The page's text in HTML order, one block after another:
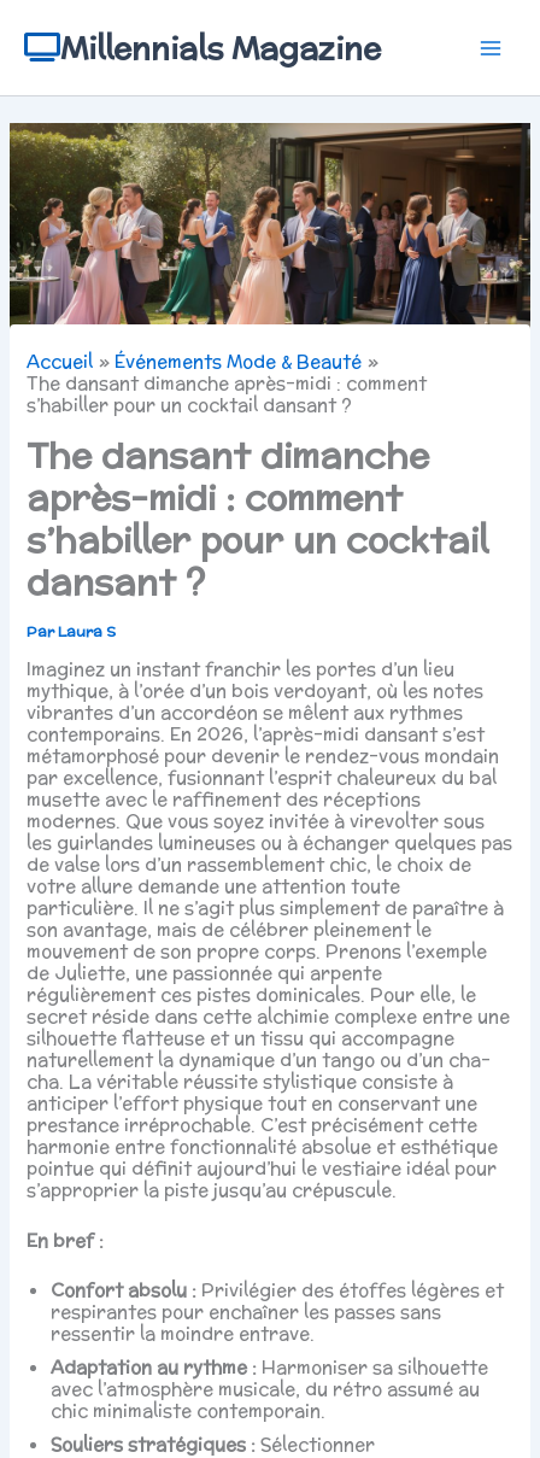
contenuMillennials Magazine
Accueil
Événements Mode & Beauté
The dansant dimanche après-midi : comment
s’habiller pour un cocktail dansant ?
The dansant dimanche
après-midi : comment
s’habiller pour un cocktail
dansant ?
ParLaura S
Imaginez un instant franchir les portes d’un lieu
mythique, à l’orée d’un bois verdoyant, où les notes
vibrantes d’un accordéon se mêlent aux rythmes
contemporains. En 2026, l’après-midi dansant s’est
métamorphosé pour devenir le rendez-vous mondain
par excellence, fusionnant l’esprit chaleureux du bal
musette avec le raffinement des réceptions
modernes. Que vous soyez invitée à virevolter sous
les guirlandes lumineuses ou à échanger quelques pas
de valse lors d’un rassemblement chic, le choix de
votre allure demande une attention toute
particulière. Il ne s’agit plus simplement de paraître à
son avantage, mais de célébrer pleinement le
mouvement de son propre corps. Prenons l’exemple
de Juliette, une passionnée qui arpente
régulièrement ces pistes dominicales. Pour elle, le
secret réside dans cette alchimie complexe entre une
silhouette flatteuse et un tissu qui accompagne
naturellement la dynamique d’un tango ou d’un cha-
cha. La véritable réussite stylistique consiste à
anticiper l’effort physique tout en conservant une
prestance irréprochable. C’est précisément cette
harmonie entre fonctionnalité absolue et esthétique
pointue qui définit aujourd’hui le vestiaire idéal pour
s’approprier la piste jusqu’au crépuscule.
En bref :
Confort absolu : Privilégier des étoffes légères et
respirantes pour enchaîner les passes sans
ressentir la moindre entrave.
Adaptation au rythme : Harmoniser sa silhouette
avec l’atmosphère musicale, du rétro assumé au
chic minimaliste contemporain.
Souliers stratégiques :Sélectionner